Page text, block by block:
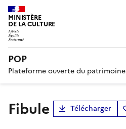
MINISTÈRE
DE LA CULTURE
POP
Plateforme ouverte du patrimoine
fibule Télécharger